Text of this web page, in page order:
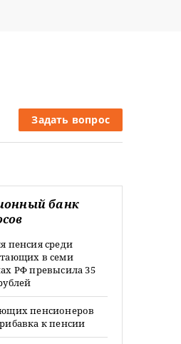
Задать вопрос
банк
пенсия среди
в семи
РФ превысила 35
пенсионеров
к пенсии